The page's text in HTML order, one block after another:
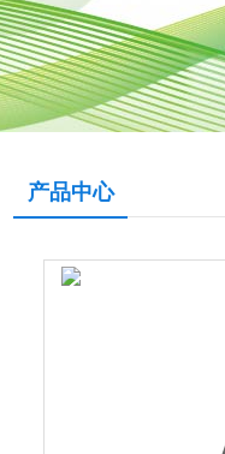
产品中心